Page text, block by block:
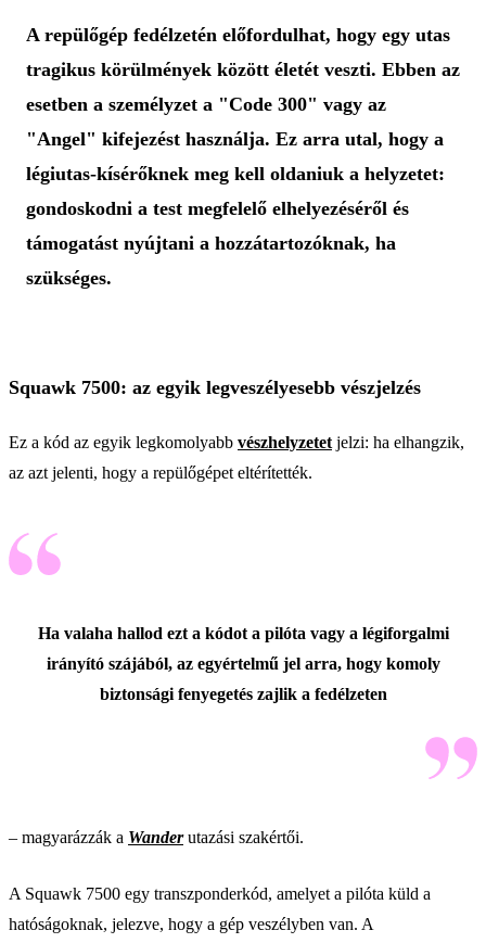
A repülőgép fedélzetén előfordulhat, hogy egy utas
tragikus körülmények között életét veszti. Ebben az
esetben a személyzet a "Code 300" vagy az
"Angel" kifejezést használja. Ez arra utal, hogy a
légiutas-kísérőknek meg kell oldaniuk a helyzetet:
gondoskodni a test megfelelő elhelyezéséről és
támogatást nyújtani a hozzátartozóknak, ha
szükséges.
Squawk 7500: az egyik legveszélyesebb vészjelzés
Ez a kód az egyik legkomolyabb vészhelyzetet jelzi: ha elhangzik,
az azt jelenti, hogy a repülőgépet eltérítették.
Ha valaha hallod ezt a kódot a pilóta vagy a légiforgalmi
irányító szájából, az egyértelmű jel arra, hogy komoly
biztonsági fenyegetés zajlik a fedélzeten
– magyarázzák a Wanderutazási szakértői.
A Squawk 7500 egy transzponderkód, amelyet a pilóta küld a
hatóságoknak, jelezve, hogy a gép veszélyben van. A